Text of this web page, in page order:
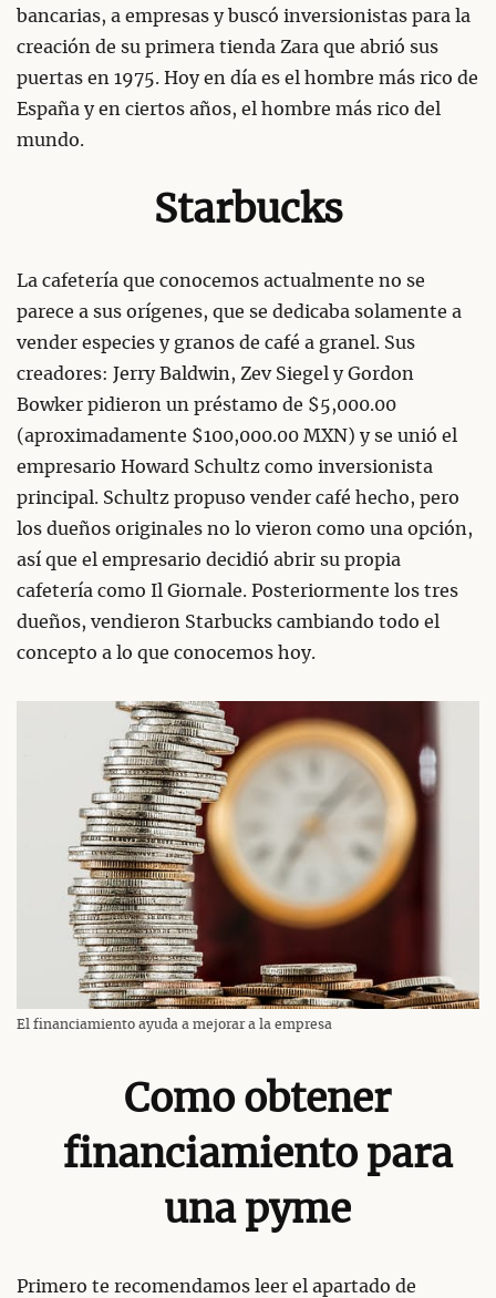
bancarias, a empresas y buscó inversionistas para la
creación de su primera tienda Zara que abrió sus
puertas en 1975. Hoy en día es el hombre más rico de
España y en ciertos años, el hombre más rico del
mundo.
Starbucks
La cafetería que conocemos actualmente no se
parece a sus orígenes, que se dedicaba solamente a
vender especies y granos de café a granel. Sus
creadores: Jerry Baldwin, Zev Siegel y Gordon
Bowker pidieron un préstamo de $5,000.00
(aproximadamente $100,000.00 MXN) y se unió el
empresario Howard Schultz como inversionista
principal. Schultz propuso vender café hecho, pero
los dueños originales no lo vieron como una opción,
así que el empresario decidió abrir su propia
cafetería como Il Giornale. Posteriormente los tres
dueños, vendieron Starbucks cambiando todo el
concepto a lo que conocemos hoy.
El financiamiento ayuda a mejorar a la empresa
Como obtener
financiamiento para
una pyme
Primero te recomendamos leer el apartado de